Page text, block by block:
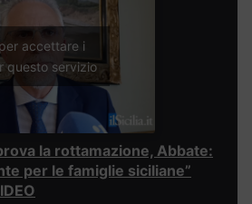
accettare i
questo servizio
la rottamazione, Abbate:
per le famiglie siciliane”